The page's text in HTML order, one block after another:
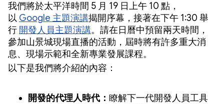
我們將於太平洋時間 5 月 19 日上午 10 點，
以 Google 主題演講揭開序幕，接著在下午 1:30 舉
行 開發人員主題演講。請在日曆中預留兩天時間，
參加山景城現場直播的活動，屆時將有許多重大消
息、現場示範和全新專業發展課程。
以下是我們將介紹的內容：
開發的代理人時代： 瞭解下一代開發人員工具